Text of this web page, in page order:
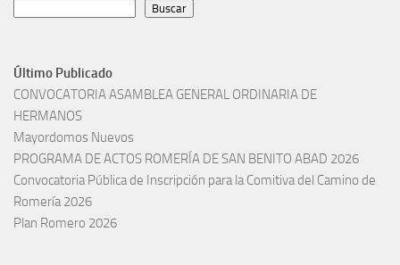
Buscar
Último Publicado
CONVOCATORIA ASAMBLEA GENERAL ORDINARIA DE
HERMANOS
Mayordomos Nuevos
PROGRAMA DE ACTOS ROMERÍA DE SAN BENITO ABAD 2026
Convocatoria Pública de Inscripción para la Comitiva del Camino de
Romería 2026
Plan Romero 2026